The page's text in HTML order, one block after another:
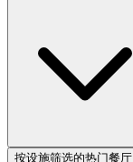
按设施筛选的热门餐厅